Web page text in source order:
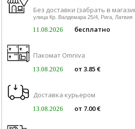
Без доставки (забрать в
улица Кр. Валдемара 25/4, Рига, Латвия
11.08.2026 бесплатно
Пакомат Omniva
13.08.2026 от 3.85 €
Доставка курьером
13.08.2026 от 7.00 €